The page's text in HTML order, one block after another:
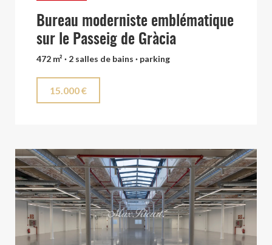
Bureau moderniste emblématique
sur le Passeig de Gràcia
472 m² · 2 salles de bains · parking
15.000 €